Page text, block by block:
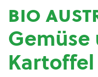
bio
Gemüse
Kartoffel